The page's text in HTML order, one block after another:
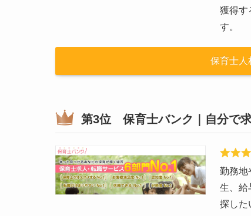
獲得す
す。
保育士人
第3位 保育士バンク｜自分で
勤務地
生、給
探した